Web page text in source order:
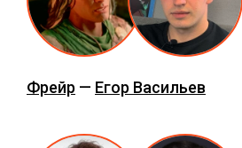
Фрейр — Егор Васильев